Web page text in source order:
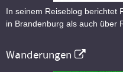
In seinem Reiseblog berichtet
in Brandenburg als auch über
Wanderungen